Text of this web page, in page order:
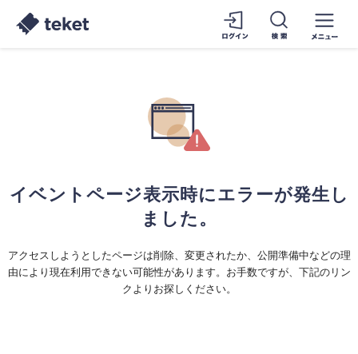
イベントページ表示時にエラーが発生し
ました。
アクセスしようとしたページは削除、変更されたか、公開準備中などの理
由により現在利用できない可能性があります。お手数ですが、下記のリン
クよりお探しください。